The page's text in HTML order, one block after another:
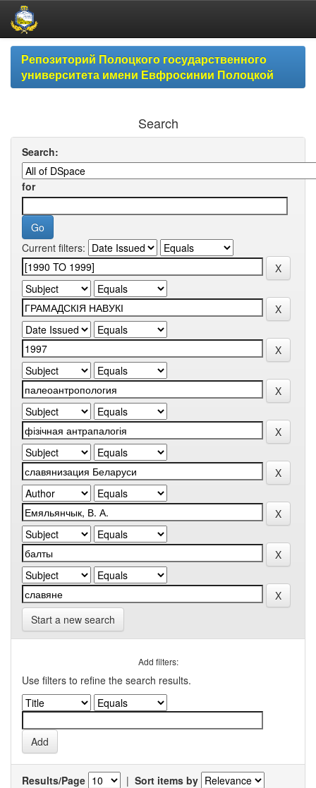
Skip
navigationРепозиторий Полоцкого государственного
университета имени Евфросинии Полоцкой
Search
Search:
for
Current filters:
Start a new search
Add filters:
Use filters to refine the search results.
Results/Page | Sort items by